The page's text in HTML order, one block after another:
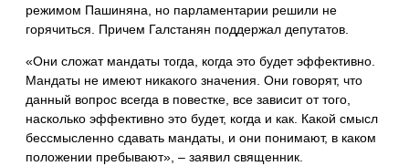
режимом Пашиняна, но парламентарии решили не
горячиться. Причем Галстанян поддержал депутатов.
«Они сложат мандаты тогда, когда это будет эффективно.
Мандаты не имеют никакого значения. Они говорят, что
данный вопрос всегда в повестке, все зависит от того,
насколько эффективно это будет, когда и как. Какой смысл
бессмысленно сдавать мандаты, и они понимают, в каком
положении пребывают», – заявил священник.